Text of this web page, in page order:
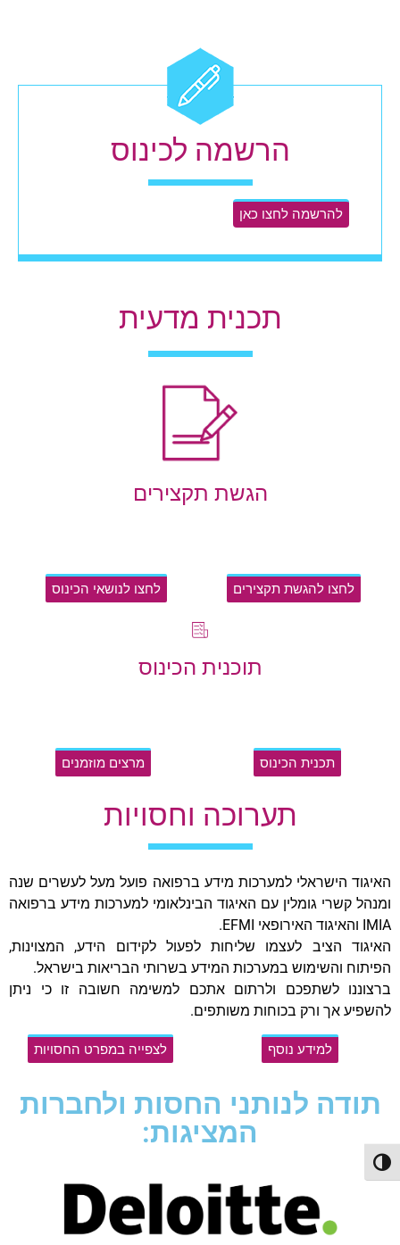
הפעל/כבה ניגודיות גבוהה
הרשמה לכינוס
להרשמה לחצו כאן
תכנית מדעית
הגשת תקצירים
לחצו להגשת תקצירים לחצו לנושאי הכינוס
תוכנית הכינוס
תכנית הכינוס מרצים מוזמנים
תערוכה וחסויות
האיגוד הישראלי למערכות מידע ברפואה פועל מעל לעשרים שנה
ומנהל קשרי גומלין עם האיגוד הבינלאומי למערכות מידע ברפואה
IMIA והאיגוד האירופאי EFMI.
האיגוד הציב לעצמו שליחות לפעול לקידום הידע, המצוינות,
הפיתוח והשימוש במערכות המידע בשרותי הבריאות בישראל.
ברצוננו לשתפכם ולרתום אתכם למשימה חשובה זו כי ניתן
להשפיע אך ורק בכוחות משותפים.
למידע נוסף לצפייה במפרט החסויות
תודה לנותני החסות ולחברות
המציגות: